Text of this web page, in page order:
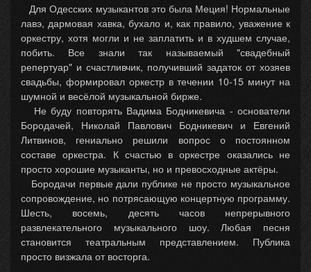
Для Одесских музыкантов это была Меция! Нормальные
лавэ, дармовая хавка, бухало и, как правило, уважение к
оркестру, хотя могли и не заплатить и в худшем случае,
побить. Все знали так называемый "свадебный
репертуар" и счастливчик, получивший задаток от хозяев
свадьбы, формировал оркестр в течении 10-15 минут на
шумной и весёлой музыкальной бирже.
Не буду повторять Вадима Бодникевича - основатели
Бородачей, Николай Павлович Бодникевич и Евгений
Литвинов, гениально решили вопрос о постоянном
составе оркестра. К счастью в оркестре оказались не
просто хорошие музыканты, но и превосходные актёры.
Бородачи первые дали публике не просто музыкальное
сопровождение, но потрясающую концертную программу.
Шесть, восемь, десять часов непрерывного
развлекательного музыкального шоу. Любая песня
становится театральным представлением. Публика
просто визжала от восторга.